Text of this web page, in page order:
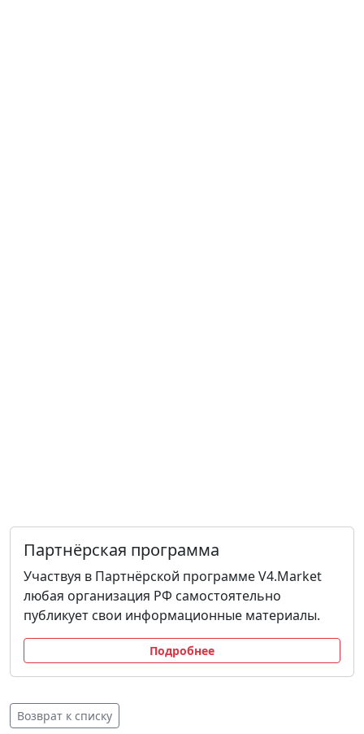
Партнёрская программа
Участвуя в Партнёрской программе V4.Market
любая организация РФ самостоятельно
публикует свои информационные материалы.
Подробнее
Возврат к списку